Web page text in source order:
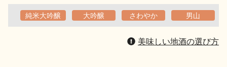
純米大吟醸 大吟醸 さわやか 男山
美味しい地酒の選び方